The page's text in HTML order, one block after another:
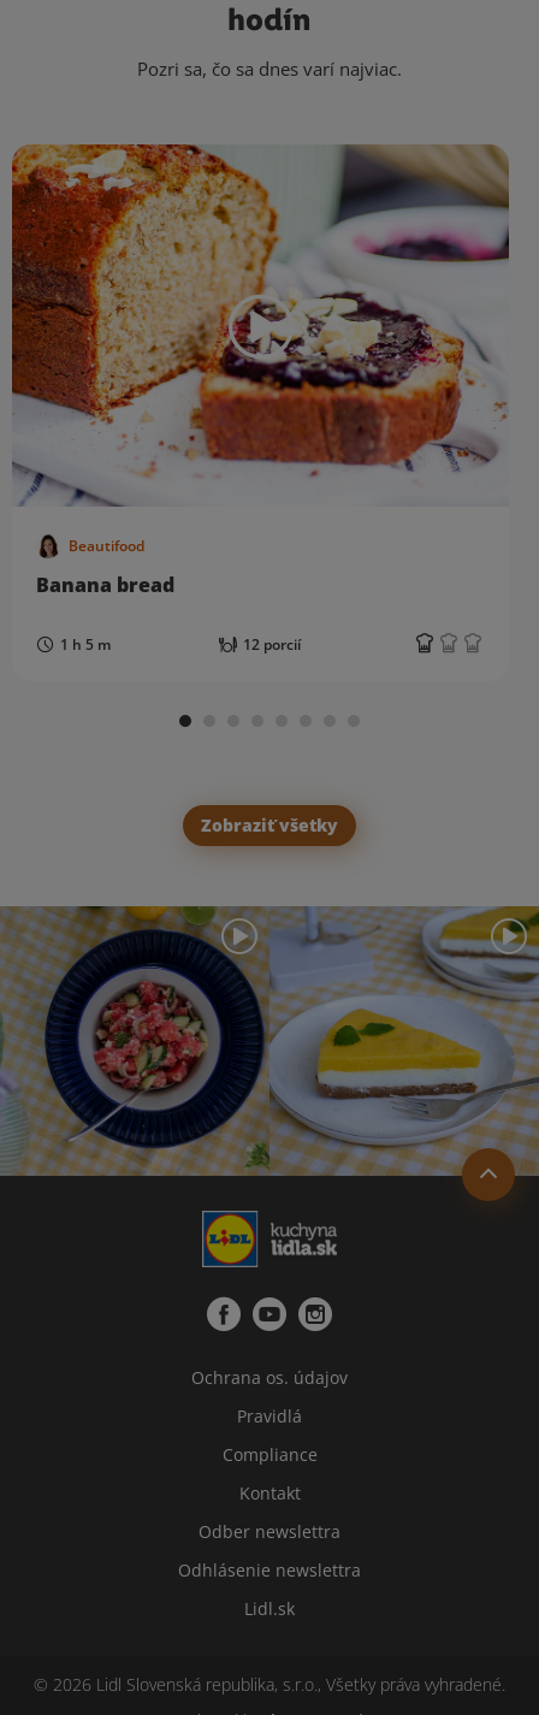
hodín
Pozri sa, čo sa dnes varí najviac.
Beautifood
Banana bread
1 h 5 m 12 porcií
Zobraziť všetky
Ochrana os. údajov
Pravidlá
Compliance
Kontakt
Odber newslettra
Odhlásenie newslettra
Lidl.sk
© 2026 Lidl Slovenská republika, s.r.o., Všetky práva vyhradené.